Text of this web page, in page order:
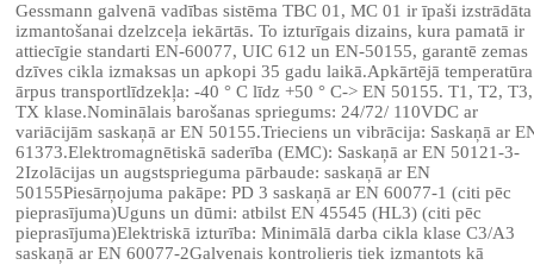
Gessmann galvenā vadības sistēma TBC 01, MC 01 ir īpaši izstrādāta
izmantošanai dzelzceļa iekārtās. To izturīgais dizains, kura pamatā ir
attiecīgie standarti EN-60077, UIC 612 un EN-50155, garantē zemas
dzīves cikla izmaksas un apkopi 35 gadu laikā.Apkārtējā temperatūra
ārpus transportlīdzekļa: -40 ° C līdz +50 ° C-> EN 50155. T1, T2, T3,
TX klase.Nominālais barošanas spriegums: 24/72/ 110VDC ar
variācijām saskaņā ar EN 50155.Trieciens un vibrācija: Saskaņā ar
61373.Elektromagnētiskā saderība (EMC): Saskaņā ar EN 50121-3-
2Izolācijas un augstsprieguma pārbaude: saskaņā ar EN
50155Piesārņojuma pakāpe: PD 3 saskaņā ar EN 60077-1 (citi pēc
pieprasījuma)Uguns un dūmi: atbilst EN 45545 (HL3) (citi pēc
pieprasījuma)Elektriskā izturība: Minimālā darba cikla klase C3/A3
saskaņā ar EN 60077-2Galvenais kontrolieris tiek izmantots kā